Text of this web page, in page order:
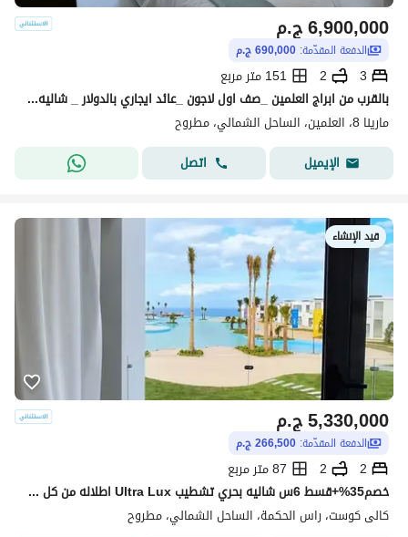
ج.م6,900,000
الدفعة المقدّمة: 690,000 ج.م
3
2
151 متر مربع
بالقرب من ابراج العلمين _صف اول لاجون _عائد ايجاري بالدولار _ شاليه للبيع في مارينا 8 الساحل الشمالي _ دقايق من الي مراسي & الحي اللاتيني
مارينا 8، العلمين، الساحل الشمالي، مطروح
الإيميل
اتصل
قيد الإنشاء
ج.م5,330,000
الدفعة المقدّمة: 266,500 ج.م
2
2
87 متر مربع
خصم35%+قسط 6س شاليه بحري تشطيب Ultra Lux اطلاله من كل الغرف في كالي كوست | Cali Coast راس الحكمه بجوار فوكا باي & سيزر & هاسيندا
كالى كوست، راس الحكمة، الساحل الشمالي، مطروح